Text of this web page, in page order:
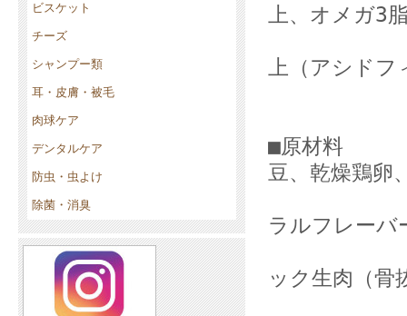
ビスケット
チーズ
シャンプー類
耳・皮膚・被毛
肉球ケア
デンタルケア
防虫・虫よけ
除菌・消臭
上、オメガ3
上（アシド
■原材料 タ
豆、乾燥鶏卵
ラルフレーバ
ック生肉（骨